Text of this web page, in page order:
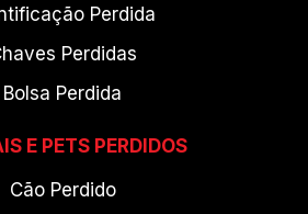
Perdida
Perdidas
Bolsa Perdida
E PETS PERDIDOS
Cão Perdido